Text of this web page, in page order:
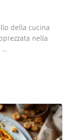
della cucina
nella